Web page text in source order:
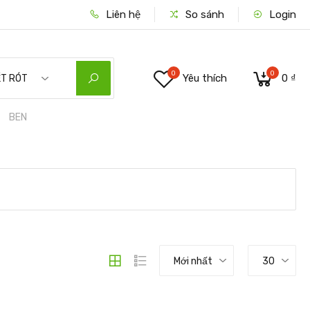
Liên hệ So sánh Login
RÓT
BEN
0 Yêu thích 0 0 ₫
Mới nhất 30